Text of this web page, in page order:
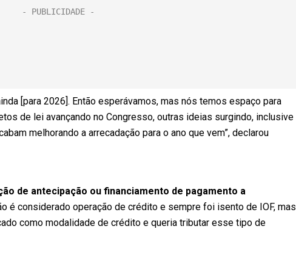
[para 2026]. Então esperávamos, mas nós temos espaço para
de lei avançando no Congresso, outras ideias surgindo, inclusive
melhorando a arrecadação para o ano que vem”, declarou
de antecipação ou financiamento de pagamento a
é considerado operação de crédito e sempre foi isento de IOF, mas
como modalidade de crédito e queria tributar esse tipo de